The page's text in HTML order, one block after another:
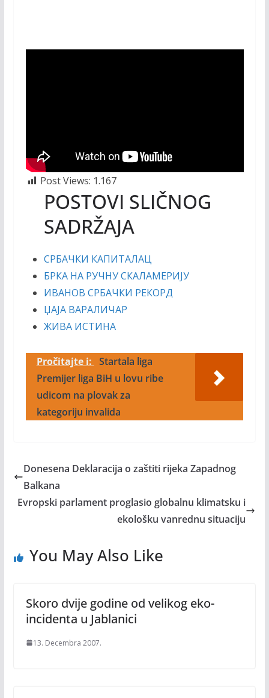
Post Views: 1.167
POSTOVI SLIČNOG
SADRŽAJA
СРБАЧКИ КАПИТАЛАЦ
БРКА НА РУЧНУ СКАЛАМЕРИЈУ
ИВАНОВ СРБАЧКИ РЕКОРД
ЏАЈА ВАРАЛИЧАР
ЖИВА ИСТИНА
Pročitajte i: Startala liga
Premijer liga BiH u lovu ribe
udicom na plovak za
kategoriju invalida
Donesena Deklaracija o zaštiti rijeka Zapadnog
Balkana
Evropski parlament proglasio globalnu klimatsku i
ekološku vanrednu situaciju
You May Also Like
Skoro dvije godine od velikog eko-
incidenta u Jablanici
13. Decembra 2007.